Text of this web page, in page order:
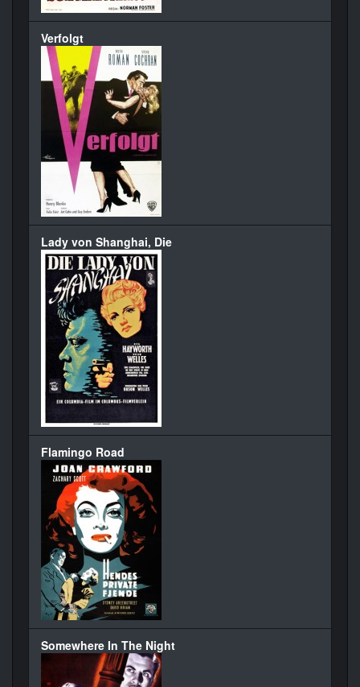
Verfolgt
Lady von Shanghai, Die
Flamingo Road
Somewhere In The Night